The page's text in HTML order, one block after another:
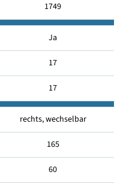
1749
Ja
17
17
rechts, wechselbar
165
60